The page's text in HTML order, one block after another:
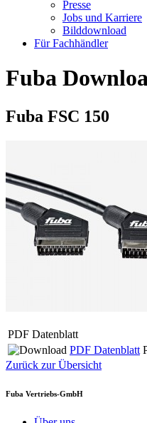
Presse
Jobs und Karriere
Bilddownload
Für Fachhändler
Fuba
Fuba FSC 150
PDF Datenblatt
PDF Datenblatt
Zurück zur Übersicht
Fuba Vertriebs-GmbH